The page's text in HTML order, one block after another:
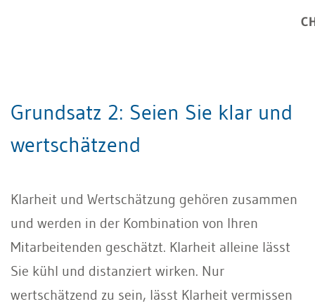
Grundsatz 2: Seien Sie klar und
wertschätzend
Klarheit und Wertschätzung gehören zusammen
und werden in der Kombination von Ihren
Mitarbeitenden geschätzt. Klarheit alleine lässt
Sie kühl und distanziert wirken. Nur
wertschätzend zu sein, lässt Klarheit vermissen